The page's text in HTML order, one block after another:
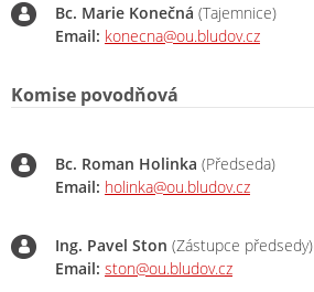
Bc. Marie Konečná (Tajemnice)
Email: konecna@ou.bludov.cz
Komise povodňová
Bc. Roman Holinka (Předseda)
Email: holinka@ou.bludov.cz
Ing. Pavel Ston (Zástupce předsedy)
Email: ston@ou.bludov.cz